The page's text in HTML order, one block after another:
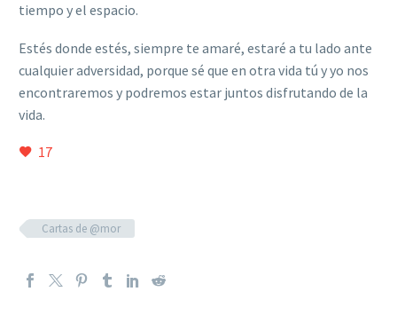
tiempo y el espacio.
Estés donde estés, siempre te amaré, estaré a tu lado ante
cualquier adversidad, porque sé que en otra vida tú y yo nos
encontraremos y podremos estar juntos disfrutando de la
vida.
17
Cartas de @mor